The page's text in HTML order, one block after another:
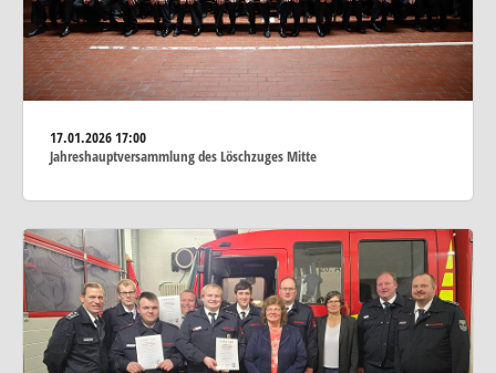
17.01.202617:00
Jahreshauptversammlung des Löschzuges Mitte